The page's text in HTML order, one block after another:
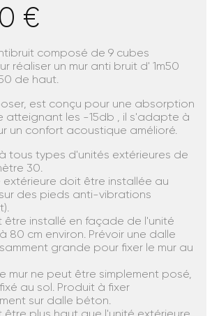
€
composé de 9 cubes
réaliser un mur anti bruit d' 1m50
de haut.
est conçu pour une absorption
atteignant les -15db , il s'adapte à
un confort acoustique amélioré.
tous types d'unités extérieures de
30.
extérieure doit être installée au
des pieds anti-vibrations
être installé en façade de l'unité
80 cm environ. Prévoir une dalle
grande pour fixer le mur au
mur ne peut être simplement posé,
au sol. Produit à fixer
sur dalle béton.